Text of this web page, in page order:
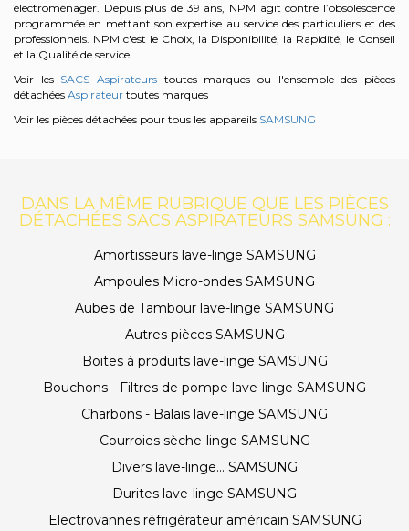
électroménager. Depuis plus de 39 ans, NPM agit contre l’obsolescence
programmée en mettant son expertise au service des particuliers et des
professionnels. NPM c'est le Choix, la Disponibilité, la Rapidité, le Conseil
et la Qualité de service.
Voir les SACS Aspirateurs toutes marques ou l'ensemble des pièces
détachées Aspirateur toutes marques
Voir les pièces détachées pour tous les appareils SAMSUNG
DANS LA MÊME RUBRIQUE QUE LES PIÈCES
DÉTACHÉES SACS ASPIRATEURS SAMSUNG :
Amortisseurs lave-linge SAMSUNG
Ampoules Micro-ondes SAMSUNG
Aubes de Tambour lave-linge SAMSUNG
Autres pièces SAMSUNG
Boites à produits lave-linge SAMSUNG
Bouchons - Filtres de pompe lave-linge SAMSUNG
Charbons - Balais lave-linge SAMSUNG
Courroies sèche-linge SAMSUNG
Divers lave-linge... SAMSUNG
Durites lave-linge SAMSUNG
Electrovannes réfrigérateur américain SAMSUNG